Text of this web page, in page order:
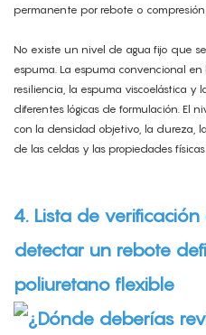
permanente por rebote o
No existe un nivel de agua fijo que
espuma. La espuma convencional
resiliencia, la espuma viscoelástica
diferentes lógicas de formulación. El
con la densidad objetivo, la dureza,
de las celdas y las propiedades
4. Lista de
detectar un rebote
poliuretano flexible